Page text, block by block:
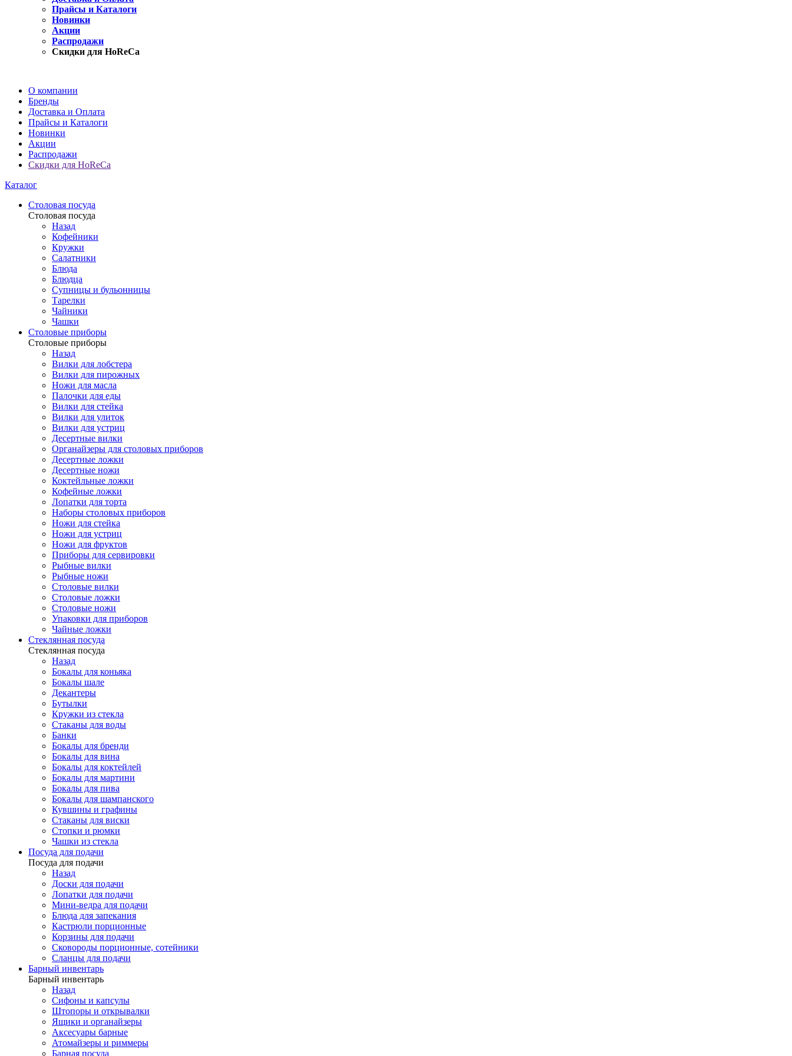
Прайсы и Каталоги
Новинки
Акции
Распродажи
Скидки для HoReCa
О компании
Бренды
Доставка и Оплата
Прайсы и Каталоги
Новинки
Акции
Распродажи
Скидки для HoReCa
Каталог
Столовая посуда
Столовая посуда
Назад
Кофейники
Кружки
Салатники
Блюда
Блюдца
Супницы и бульонницы
Тарелки
Чайники
Чашки
Cтоловые приборы
Cтоловые приборы
Назад
Вилки для лобстера
Вилки для пирожных
Ножи для масла
Палочки для еды
Вилки для стейка
Вилки для улиток
Вилки для устриц
Десертные вилки
Органайзеры для столовых приборов
Десертные ложки
Десертные ножи
Коктейльные ложки
Кофейные ложки
Лопатки для торта
Наборы столовых приборов
Ножи для стейка
Ножи для устриц
Ножи для фруктов
Приборы для сервировки
Рыбные вилки
Рыбные ножи
Столовые вилки
Столовые ложки
Столовые ножи
Упаковки для приборов
Чайные ложки
Стеклянная посуда
Стеклянная посуда
Назад
Бокалы для коньяка
Бокалы шале
Декантеры
Бутылки
Кружки из стекла
Стаканы для воды
Банки
Бокалы для бренди
Бокалы для вина
Бокалы для коктейлей
Бокалы для мартини
Бокалы для пива
Бокалы для шампанского
Кувшины и графины
Стаканы для виски
Стопки и рюмки
Чашки из стекла
Посуда для подачи
Посуда для подачи
Назад
Доски для подачи
Лопатки для подачи
Мини-ведра для подачи
Блюда для запекания
Кастрюли порционные
Корзины для подачи
Сковороды порционные, сотейники
Сланцы для подачи
Барный инвентарь
Барный инвентарь
Назад
Сифоны и капсулы
Штопоры и открывалки
Ящики и органайзеры
Аксесуары барные
Атомайзеры и риммеры
Барная посуда